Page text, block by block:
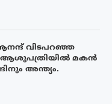
വിടപറഞ്ഞ
മകൻ
അന്ത്യം.